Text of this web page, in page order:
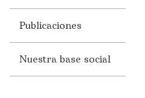
Publicaciones
Nuestra base social